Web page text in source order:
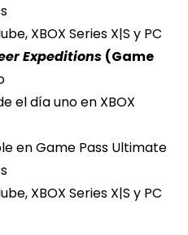
XBOX Series X|S y PC
Expeditions (Game
el día uno en XBOX
en Game Pass Ultimate
XBOX Series X|S y PC